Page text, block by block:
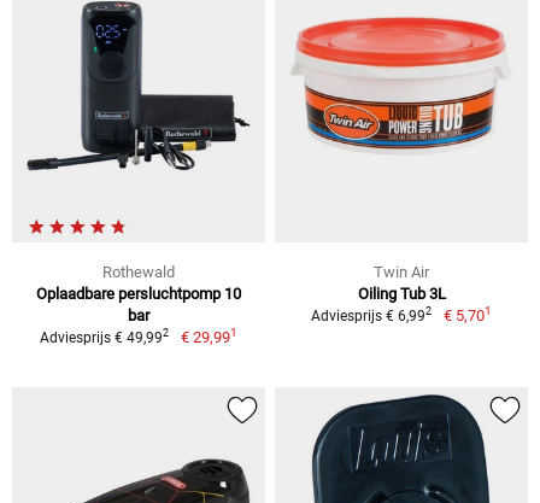
Rothewald
Oplaadbare persluchtpomp 10
bar
Adviesprijs € 49,992 € 29,991
Twin Air
Oiling Tub 3L
Adviesprijs € 6,992 € 5,701